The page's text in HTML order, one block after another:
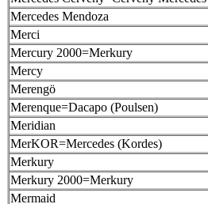
Mercedes Mendoza
Merci
Mercury 2000=Merkury
Mercy
Merengö
Merenque=Dacapo (Poulsen)
Meridian
MerKOR=Mercedes (Kordes)
Merkury
Merkury 2000=Merkury
Mermaid